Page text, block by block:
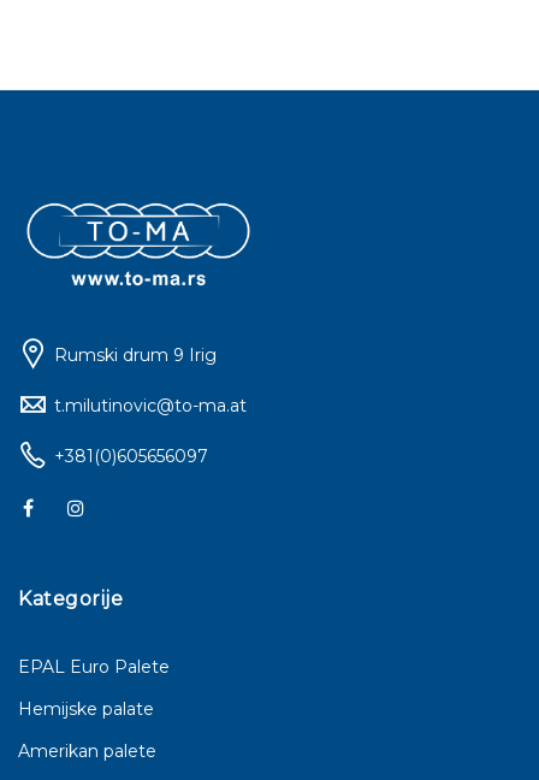
Rumski drum 9 Irig
t.milutinovic@to-ma.at
+381(0)605656097
Kategorije
EPAL Euro Palete
Hemijske palate
Amerikan palete